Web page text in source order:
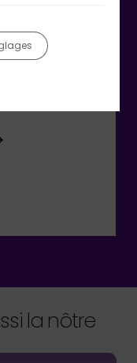
aucun
»
27 juillet 2027
et le…
la nôtre